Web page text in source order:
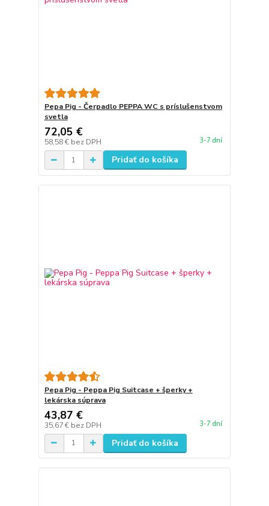
Pepa Pig - Čerpadlo PEPPA WC s príslušenstvom
svetla
72,05 €
58,58 € bez DPH 3-7 dní
Pridať do košíka
Pepa Pig - Peppa Pig Suitcase + šperky +
lekárska súprava
43,87 €
35,67 € bez DPH 3-7 dní
Pridať do košíka